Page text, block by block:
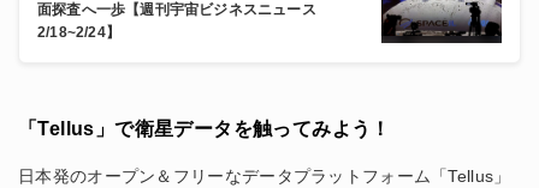
面探査へ一歩【週刊宇宙ビジネスニュース
2/18~2/24】
「Tellus」で衛星データを触ってみよう！
日本発のオープン＆フリーなデータプラットフォーム「Tellus」